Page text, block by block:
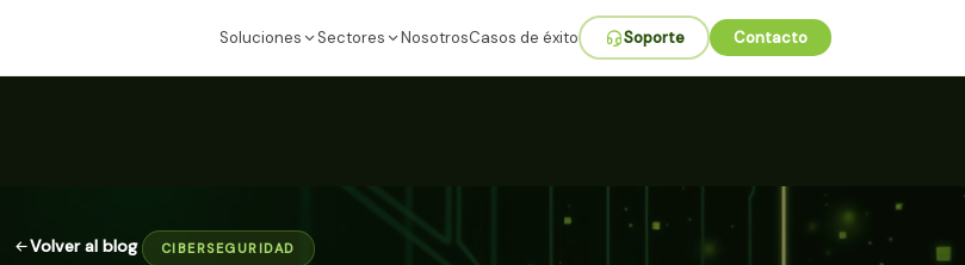
Soluciones Sectores NosotrosCasos de éxito Soporte Contacto
Volver al blog CIBERSEGURIDAD